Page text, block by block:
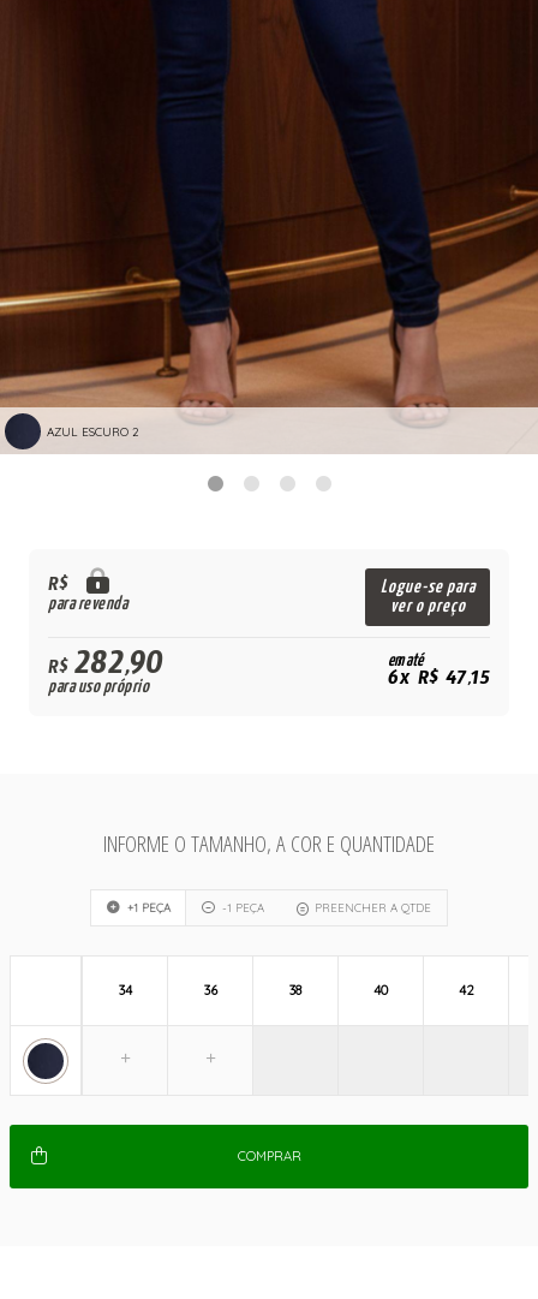
AZUL ESCURO 2
R$
para revenda
Logue-se para
ver o preço
R$282,90
para uso próprio
em até
6x R$ 47,15
INFORME O TAMANHO, A COR E QUANTIDADE
+1 PEÇA -1 PEÇA PREENCHER A QTDE
34 36 38 40 42
COMPRAR